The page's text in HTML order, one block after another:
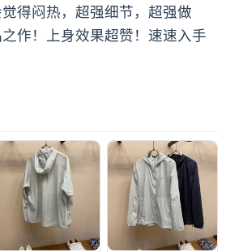
得闷热，超强细节，超强做
作！上身效果超赞！速速入手